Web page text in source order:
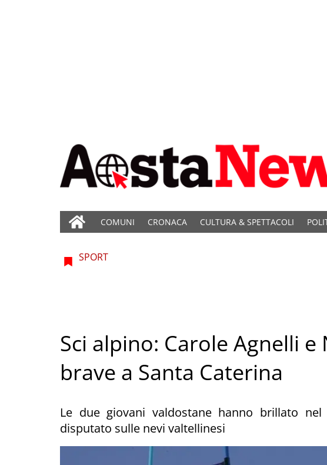
COMUNI CRONACA CULTURA & SPETTACOLI
SPORT
Sci alpino: Carole Agnelli
brave a Santa Caterina
Le due giovani valdostane hanno brillato
disputato sulle nevi valtellinesi